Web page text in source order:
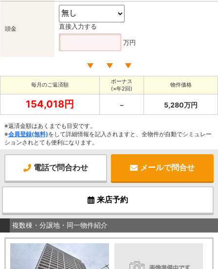
頭金 直接入力する
万円
毎月のご返済額
ボーナス
(×年2回)
物件価格
154,018円 － 5,280万円
※返済金額はあくまでも目安です。
※会員登録(無料)をして詳細情報を記入されますと、全物件が自動でシミュレー
ションされとても便利になります。
電話で問合わせ メールで問合せ
来店予約
複数棟・分譲地・同一物件紹介